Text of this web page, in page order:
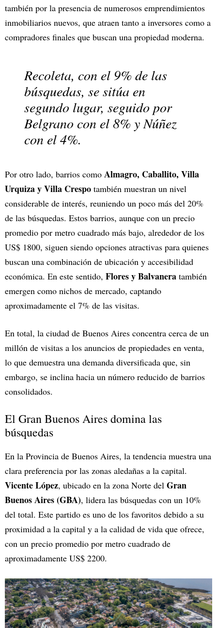
también por la presencia de numerosos emprendimientos
inmobiliarios nuevos, que atraen tanto a inversores como a
compradores finales que buscan una propiedad moderna.
Recoleta, con el 9% de las
búsquedas, se sitúa en
segundo lugar, seguido por
Belgrano con el 8% y Núñez
con el 4%.
Por otro lado, barrios como Almagro, Caballito, Villa
Urquiza y Villa Crespo también muestran un nivel
considerable de interés, reuniendo un poco más del 20%
de las búsquedas. Estos barrios, aunque con un precio
promedio por metro cuadrado más bajo, alrededor de los
US$ 1800, siguen siendo opciones atractivas para quienes
buscan una combinación de ubicación y accesibilidad
económica. En este sentido, Flores y Balvanera también
emergen como nichos de mercado, captando
aproximadamente el 7% de las visitas.
En total, la ciudad de Buenos Aires concentra cerca de un
millón de visitas a los anuncios de propiedades en venta,
lo que demuestra una demanda diversificada que, sin
embargo, se inclina hacia un número reducido de barrios
consolidados.
El Gran Buenos Aires domina las
búsquedas
En la Provincia de Buenos Aires, la tendencia muestra una
clara preferencia por las zonas aledañas a la capital.
Vicente López, ubicado en la zona Norte del Gran
Buenos Aires (GBA), lidera las búsquedas con un 10%
del total. Este partido es uno de los favoritos debido a su
proximidad a la capital y a la calidad de vida que ofrece,
con un precio promedio por metro cuadrado de
aproximadamente US$ 2200.